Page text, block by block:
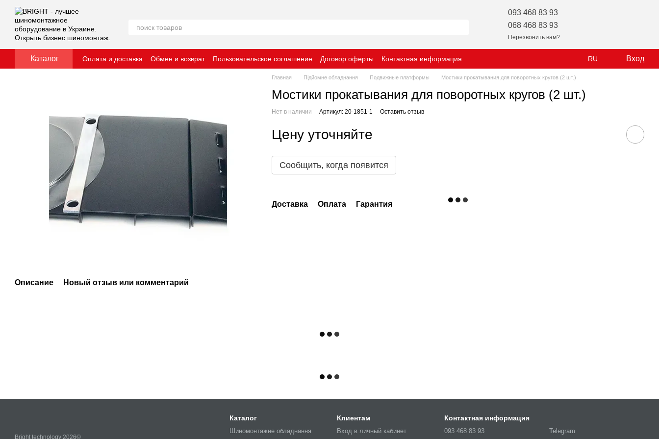
Перейти к основному контенту
093 468 83 93
068 468 83 93
Перезвонить вам?
Каталог Оплата и доставка Обмен и возврат Пользовательское соглашение Договор оферты Контактная информация RU Вход
Главная Підйомне обладнання Подвижные платформы Мостики прокатывания для поворотных кругов (2 шт.)
Мостики прокатывания для поворотных кругов (2 шт.)
Нет в наличии Артикул: 20-1851-1 Оставить отзыв
Цену уточняйте
Сообщить, когда появится
Доставка Оплата Гарантия
Описание Новый отзыв или комментарий
Bright technology 2026©
Каталог
Шиномонтажне обладнання
Клиентам
Вход в личный кабинет
Контактная информация
093 468 83 93 Telegram